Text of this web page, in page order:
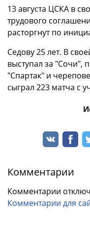
13 августа ЦСКА в
трудового
расторгнут по
Седову 25 лет. В
выступал за "Сочи",
"Спартак" и
сыграл 223 матча с
Комментарии
Комментарии
Комментарии для